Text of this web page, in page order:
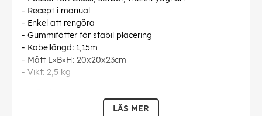
- Recept i manual
- Enkel att rengöra
- Gummifötter för stabil placering
- Kabellängd: 1,15m
- Mått L×B×H: 20x20x23cm
- Vikt: 2,5 kg
LÄS MER